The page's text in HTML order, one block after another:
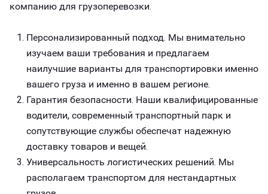
компанию для грузоперевозки.
Персонализированный подход. Мы внимательно
изучаем ваши требования и предлагаем
наилучшие варианты для транспортировки именно
вашего груза и именно в вашем регионе.
Гарантия безопасности. Наши квалифицированные
водители, современный транспортный парк и
сопутствующие службы обеспечат надежную
доставку товаров и вещей.
Универсальность логистических решений. Мы
располагаем транспортом для нестандартных